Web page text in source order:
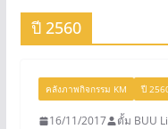
ปี 2560
คลังภาพกิจกรรม KM ปี
16/11/2017 ตั้ม BUU